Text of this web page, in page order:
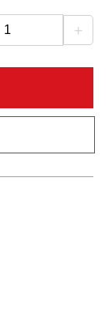
1 ＋